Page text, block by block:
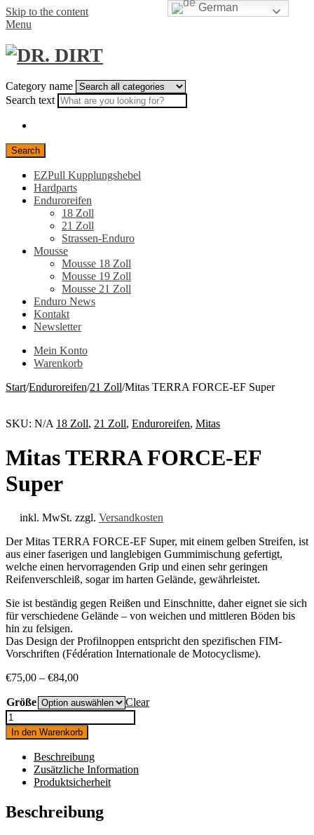
Skip to the content
Menu
Category name
Search text
Search
EZPull Kupplungshebel
Hardparts
Enduroreifen
18 Zoll
21 Zoll
Strassen-Enduro
Mousse
Mousse 18 Zoll
Mousse 19 Zoll
Mousse 21 Zoll
Enduro News
Kontakt
Newsletter
Mein Konto
Warenkorb
Start/Enduroreifen/21 Zoll/Mitas TERRA FORCE-EF Super
SKU: N/A 18 Zoll, 21 Zoll, Enduroreifen, Mitas
Mitas TERRA FORCE-EF
Super
inkl. MwSt. zzgl. Versandkosten
Der Mitas TERRA FORCE-EF Super, mit einem gelben Streifen, ist
aus einer faserigen und langlebigen Gummimischung gefertigt,
welche einen hervorragenden Grip und einen sehr geringen
Reifenverschleiß, sogar im harten Gelände, gewährleistet.
Sie ist beständig gegen Reißen und Einschnitte, daher eignet sie sich
für verschiedene Gelände – von weichen und mittleren Böden bis
hin zu felsigen.
Das Design der Profilnoppen entspricht den spezifischen FIM-
Vorschriften (Fédération Internationale de Motocyclisme).
€75,00 – €84,00
Größe
Clear
Mitas
TERRA
FORCE-
Super
Menge
In den Warenkorb
Beschreibung
Zusätzliche Information
Produktsicherheit
Beschreibung
German